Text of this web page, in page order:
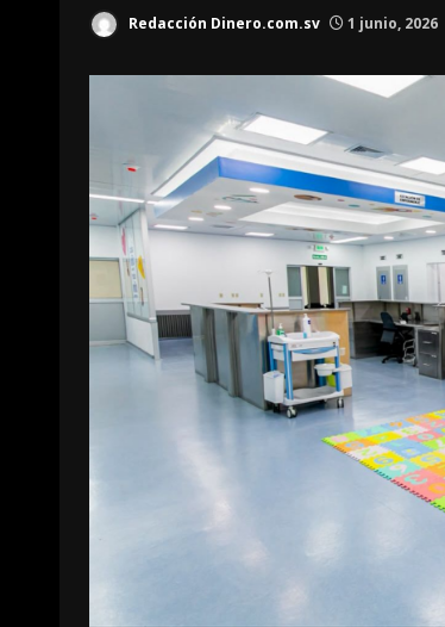
Redacción Dinero.com.sv 1 junio, 2026